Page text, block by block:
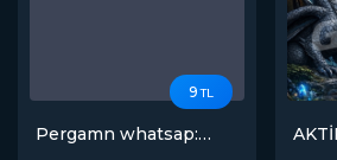
9 TL
Pergamn whatsap: